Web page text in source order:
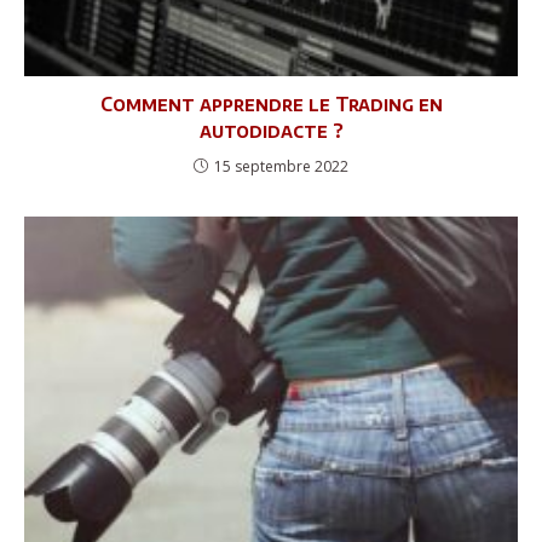
Comment apprendre le Trading en
autodidacte ?
15 septembre 2022